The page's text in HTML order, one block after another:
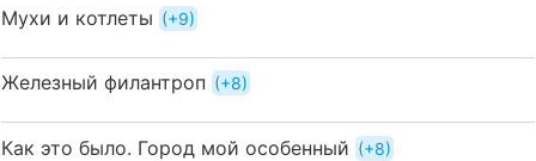
Мухи и котлеты +9
Железный филантроп +8
Как это было. Город мой особенный +8